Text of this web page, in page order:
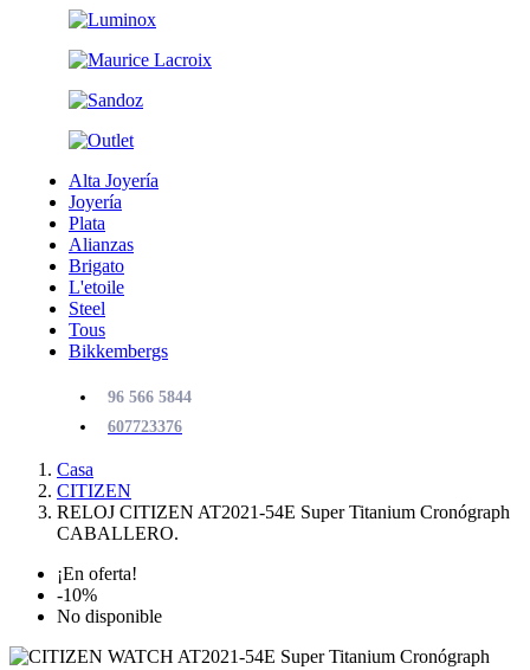
Alta Joyería
Joyería
Plata
Alianzas
Brigato
L'etoile
Steel
Tous
Bikkembergs
96 566 5844
607723376
Casa
CITIZEN
RELOJ CITIZEN AT2021-54E Super Titanium Cronógraph
CABALLERO.
¡En oferta!
-10%
No disponible